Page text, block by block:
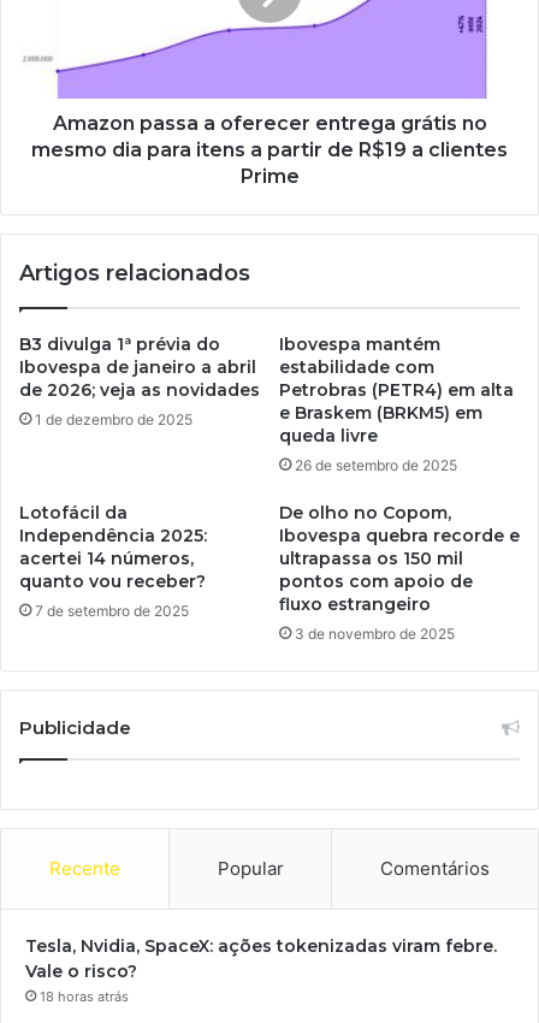
Amazon passa a oferecer entrega grátis no
mesmo dia para itens a partir de R$19 a clientes
Prime
Artigos relacionados
B3 divulga 1ª prévia do
Ibovespa de janeiro a abril
de 2026; veja as novidades
1 de dezembro de 2025
Ibovespa mantém
estabilidade com
Petrobras (PETR4) em alta
e Braskem (BRKM5) em
queda livre
26 de setembro de 2025
Lotofácil da
Independência 2025:
acertei 14 números,
quanto vou receber?
7 de setembro de 2025
De olho no Copom,
Ibovespa quebra recorde e
ultrapassa os 150 mil
pontos com apoio de
fluxo estrangeiro
3 de novembro de 2025
Publicidade
Recente Popular Comentários
Tesla, Nvidia, SpaceX: ações tokenizadas viram febre.
Vale o risco?
18 horas atrás